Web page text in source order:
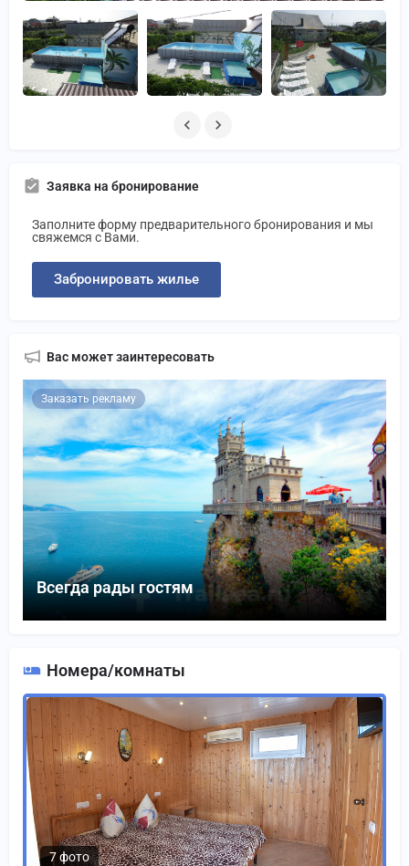
Заявка на бронирование
Заполните форму предварительного бронирования и мы
свяжемся с Вами.
Забронировать жилье
Вас может заинтересовать
Заказать рекламу
Всегда рады гостям
Номера/комнаты
7 фото